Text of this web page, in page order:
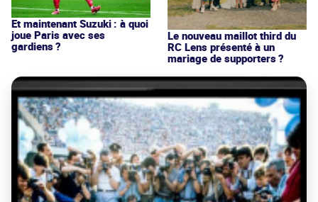
Et maintenant Suzuki : à quoi
joue Paris avec ses
gardiens ?
Le nouveau maillot third du
RC Lens présenté à un
mariage de supporters ?